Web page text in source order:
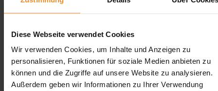
Diese Webseite verwendet Cookies
Wir verwenden Cookies, um Inhalte und Anzeigen zu
personalisieren, Funktionen für soziale Medien anbieten zu
können und die Zugriffe auf unsere Website zu analysieren.
Außerdem geben wir Informationen zu Ihrer Verwendung
Jetzt individuelle Anfrage senden. Klicken Sie
Aufgrund Ihrer Datenschutzeinstellungen können wir Ihnen
unsere ProvenExpert Bewertungen hier leider nicht anzeigen.